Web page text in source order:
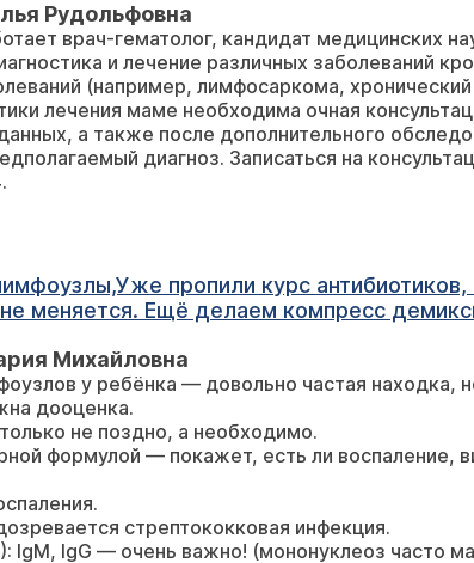
Рудольфовна
врач-гематолог, кандидат медицинских
и лечение различных заболеваний
(например, лимфосаркома,
лечения маме необходима очная
а также после дополнительного
диагноз. Записаться на
пропили курс антибиотиков,
меняется. Ещё делаем компресс
Михайловна
у ребёнка — довольно частая находка,
дооценка.
не поздно, а необходимо.
формулой — покажет, есть ли воспаление,
стрептококковая инфекция.
IgM, IgG — очень важно! (мононуклеоз часто